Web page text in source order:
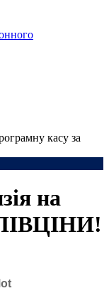
касу за
на